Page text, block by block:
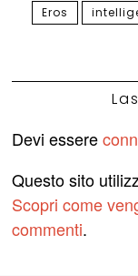
Eros
Devi essere
Questo sito
Scopri come
commenti.